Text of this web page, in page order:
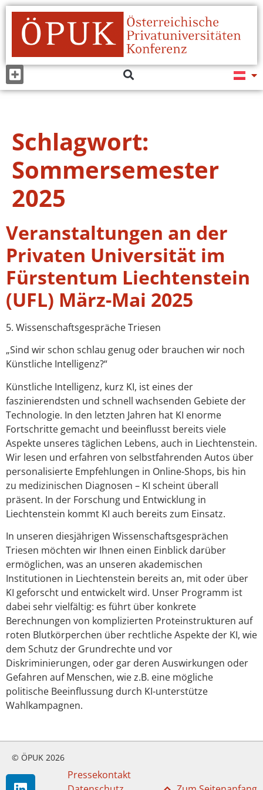
Schlagwort:
Sommersemester
2025
Veranstaltungen an der
Privaten Universität im
Fürstentum Liechtenstein
(UFL) März-Mai 2025
5. Wissenschaftsgespräche Triesen
„Sind wir schon schlau genug oder brauchen wir noch
Künstliche Intelligenz?“
Künstliche Intelligenz, kurz KI, ist eines der
faszinierendsten und schnell wachsenden Gebiete der
Technologie. In den letzten Jahren hat KI enorme
Fortschritte gemacht und beeinflusst bereits viele
Aspekte unseres täglichen Lebens, auch in Liechtenstein.
Wir lesen und erfahren von selbstfahrenden Autos über
personalisierte Empfehlungen in Online-Shops, bis hin
zu medizinischen Diagnosen – KI scheint überall
präsent. In der Forschung und Entwicklung in
Liechtenstein kommt KI auch bereits zum Einsatz.
In unseren diesjährigen Wissenschaftsgesprächen
Triesen möchten wir Ihnen einen Einblick darüber
ermöglichen, was an unseren akademischen
Institutionen in Liechtenstein bereits an, mit oder über
KI geforscht und entwickelt wird. Unser Programm ist
dabei sehr vielfältig: es führt über konkrete
Berechnungen von komplizierten Proteinstrukturen auf
roten Blutkörperchen über rechtliche Aspekte der KI, wie
dem Schutz der Grundrechte und vor
Diskriminierungen, oder gar deren Auswirkungen oder
Gefahren auf Menschen, wie z.B. eine mögliche
politische Beeinflussung durch KI-unterstütze
Wahlkampagnen.
© ÖPUK 2026
Pressekontakt